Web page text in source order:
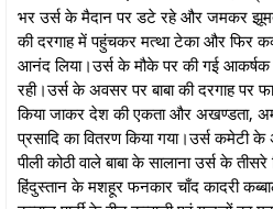
भर उर्स के मैदान पर डटे रहे और जमकर
की दरगाह में पहुंचकर मत्था टेका और फिर
आनंद लिया।उर्स के मौके पर की गई
रही।उर्स के अवसर पर बाबा की दरगाह पर
किया जाकर देश की एकता और अखण्डता,
प्रसादि का वितरण किया गया।उर्स कमेटी
पीली कोठी वाले बाबा के सालाना उर्स के
हिंदुस्तान के मशहूर फनकार चाँद कादरी